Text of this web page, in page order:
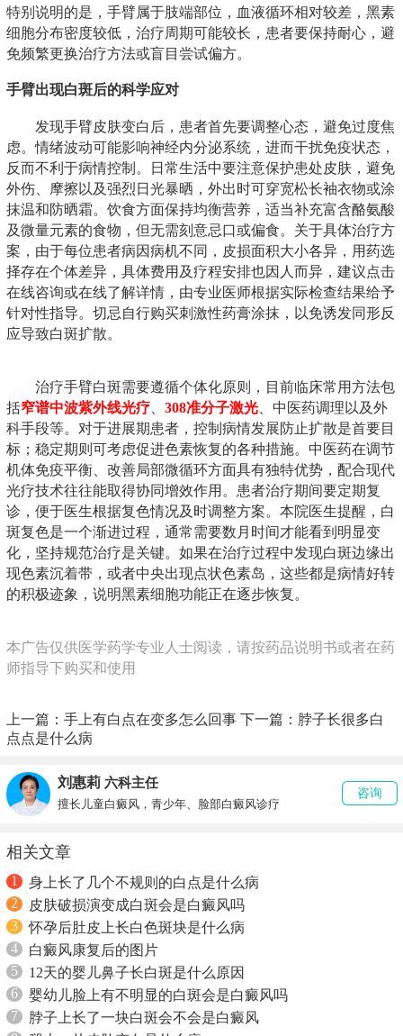
特别说明的是，手臂属于肢端部位，血液循环相对较差，黑素
细胞分布密度较低，治疗周期可能较长，患者要保持耐心，避
免频繁更换治疗方法或盲目尝试偏方。
手臂出现白斑后的科学应对
发现手臂皮肤变白后，患者首先要调整心态，避免过度焦
虑。情绪波动可能影响神经内分泌系统，进而干扰免疫状态，
反而不利于病情控制。日常生活中要注意保护患处皮肤，避免
外伤、摩擦以及强烈日光暴晒，外出时可穿宽松长袖衣物或涂
抹温和防晒霜。饮食方面保持均衡营养，适当补充富含酪氨酸
及微量元素的食物，但无需刻意忌口或偏食。关于具体治疗方
案，由于每位患者病因病机不同，皮损面积大小各异，用药选
择存在个体差异，具体费用及疗程安排也因人而异，建议点击
在线咨询或在线了解详情，由专业医师根据实际检查结果给予
针对性指导。切忌自行购买刺激性药膏涂抹，以免诱发同形反
应导致白斑扩散。
治疗手臂白斑需要遵循个体化原则，目前临床常用方法包
括窄谱中波紫外线光疗 308准分子激光 、中医药调理以及外
科手段等。对于进展期患者，控制病情发展防止扩散是首要目
标；稳定期则可考虑促进色素恢复的各种措施。中医药在调节
机体免疫平衡、改善局部微循环方面具有独特优势，配合现代
光疗技术往往能取得协同增效作用。患者治疗期间要定期复
诊，便于医生根据复色情况及时调整方案。本院医生提醒，白
斑复色是一个渐进过程，通常需要数月时间才能看到明显变
化，坚持规范治疗是关键。如果在治疗过程中发现白斑边缘出
现色素沉着带，或者中央出现点状色素岛，这些都是病情好转
的积极迹象，说明黑素细胞功能正在逐步恢复。
本广告仅供医学药学专业人士阅读，请按药品说明书或者在药
师指导下购买和使用
上一篇： 手上有白点在变多怎么回事 下一篇： 脖子长很多白
点点是什么病
刘惠莉 六科主任
擅长儿童白癜风，青少年、脸部白癜风诊疗
咨询
相关文章
1
身上长了几个不规则的白点是什么病
2
皮肤破损演变成白斑会是白癜风吗
3
怀孕后肚皮上长白色斑块是什么病
4
白癜风康复后的图片
5
12天的婴儿鼻子长白斑是什么原因
6
婴幼儿脸上有不明显的白斑会是白癜风吗
7
脖子上长了一块白斑会不会是白癜风